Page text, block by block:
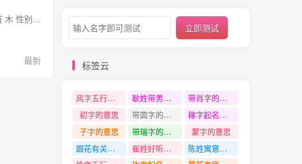
柄字的基本信息 简体 柄 繁体 柄 拼音 bǐng 笔画 9 五行属性 木 康熙字典笔画 9画 部首 木 性别 男孩女孩均可 柄字用作人名给人的寓意、印象是什么 柄字用作人名寓意 刀柄、执掌、国柄、根本，...
最新
立即测试
标签云
风字五行是什么 耿姓带男字名字
带肖字的名字
初字的意思
带圆字的名字
稼字起名寓意
子字的意思
带瑞字的名字
蒙字的意思
跟花有关好听的女孩名字
崔姓好听又聚财的名字
陈姓寓意简单大方的名字